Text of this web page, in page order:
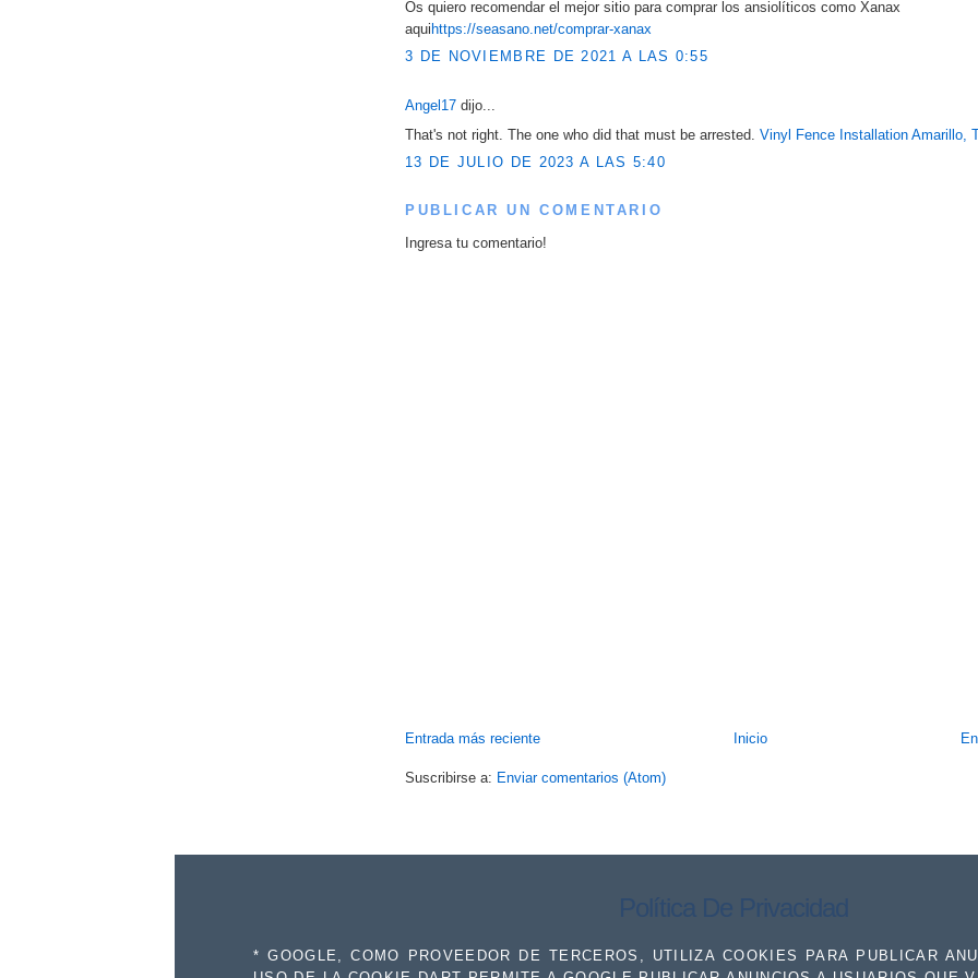
Os quiero recomendar el mejor sitio para comprar los ansiolíticos como Xanax
aqui https://seasano.net/comprar-xanax
3 DE NOVIEMBRE DE 2021 A LAS 0:55
Angel17 dijo...
That's not right. The one who did that must be arrested. Vinyl Fence Installation Amarillo,
13 DE JULIO DE 2023 A LAS 5:40
PUBLICAR UN COMENTARIO
Ingresa tu comentario!
Entrada más reciente Inicio
Suscribirse a: Enviar comentarios (Atom)
Política De Privacidad
* GOOGLE, COMO PROVEEDOR DE TERCEROS, UTILIZA COOKIES PARA PUBLICAR